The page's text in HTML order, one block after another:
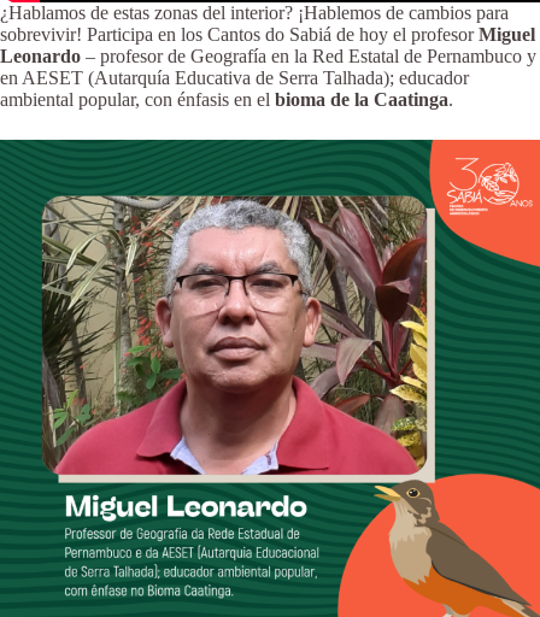
¿Hablamos de estas zonas del interior? ¡Hablemos de cambios para
sobrevivir! Participa en los Cantos do Sabiá de hoy el profesorMiguel
Leonardo – profesor de Geografía en la Red Estatal de Pernambuco y
en AESET (Autarquía Educativa de Serra Talhada); educador
ambiental popular, con énfasis en el bioma de la Caatinga.